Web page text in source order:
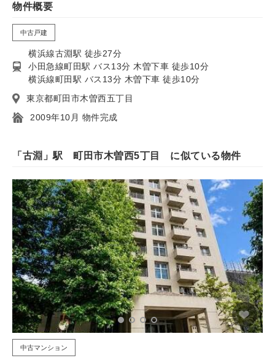
物件概要
中古戸建
横浜線古淵駅 徒歩27分
小田急線町田駅 バス13分 木曽下車 徒歩10分
横浜線町田駅 バス13分 木曽下車 徒歩10分
東京都町田市木曽西五丁目
2009年10月 物件完成
「古淵」駅 町田市木曽西5丁目 に似ている物件
中古マンション